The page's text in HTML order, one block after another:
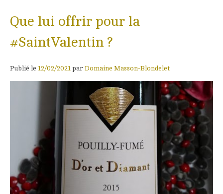
Que lui offrir pour la
#SaintValentin ?
Publié le 12/02/2021 par Domaine Masson-Blondelet